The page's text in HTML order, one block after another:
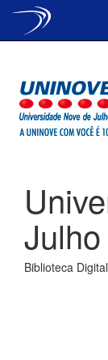
Julho
Biblioteca